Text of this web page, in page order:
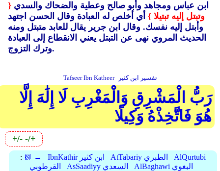
ابن عباس ومجاهد وأبو صالح وعطية والضحاك والسدي {
وتبتل إليه تبتيلا } أي أخلص له العبادة وقال الحسن اجتهد
وأبتل إليه نفسك. وقال ابن جرير يقال للعابد متبتل ومنه
الحديث المروي نهى عن التبتل يعني الانقطاع إلى العبادة
وترك التزوج.
Tafseer Ibn Katheer تفسير ابن كثير
رَبُّ الْمَشْرِقِ وَالْمَغْرِبِ لَا إِلَٰهَ إِلَّا
هُوَ فَاتَّخِذْهُ وَكِيلًا
+/- -/+
: 📗 → IbnKathir ابن كثير AtTabariy الطبري
AlQurtubi
القرطوبي
AsSaadiyy السعدي
AlBaghawi البغوي